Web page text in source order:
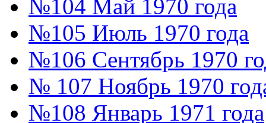
№104 Май 1970 года
№105 Июль 1970 года
№106 Сентябрь 1970
№ 107 Ноябрь 1970
№108 Январь 1971 года